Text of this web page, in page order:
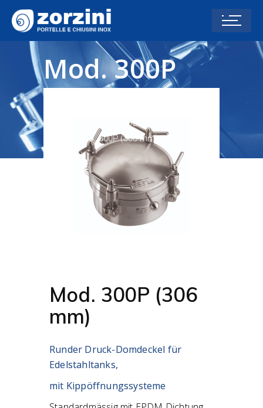
Mod. 300P
(306 mm)
DRUCK-DOMDECKEL P-
Mod. 300P (306 mm)
Mod. 300P (306
mm)
Runder Druck-Domdeckel für
Edelstahltanks,
mit Kippöffnungssysteme